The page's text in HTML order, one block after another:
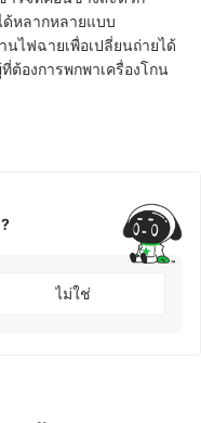
ด้หลากหลายแบบ
นไฟฉายเพื่อเปลี่ยนถ่ายได้
ต้องการพกพาเครื่องโกน
ไม่ใช่